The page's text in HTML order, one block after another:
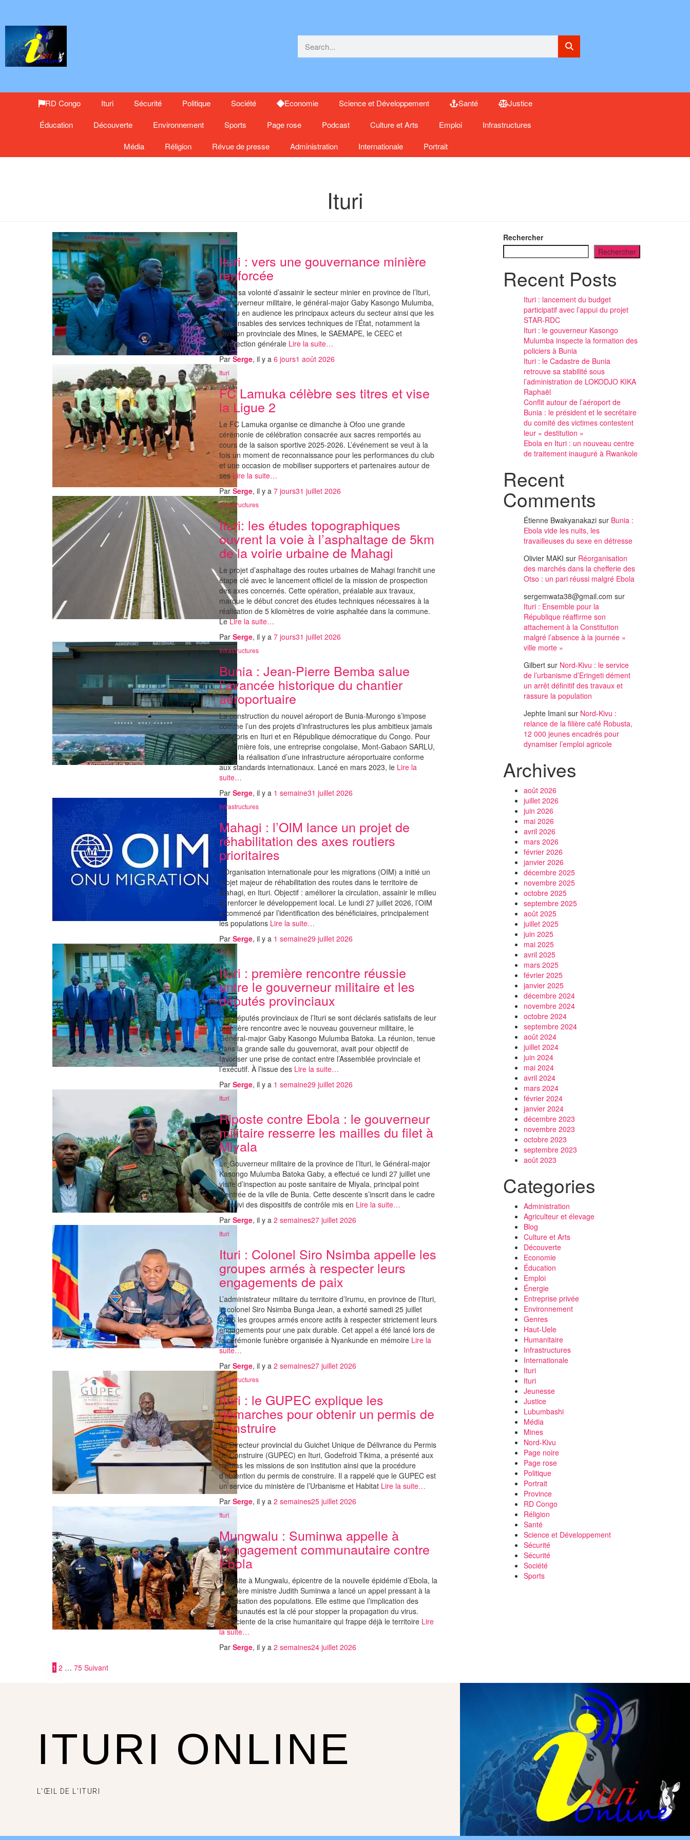
RD Congo Ituri Sécurité Politique Société Economie Science et Développement Santé
Justice
Éducation
Découverte Environnement Sports Page rose Podcast Culture et Arts Emploi
Infrastructures
Média
Réligion Révue de presse Administration Internationale Portrait
Ituri
Ituri
Ituri : vers une gouvernance minière
renforcée
Dans sa volonté d’assainir le secteur minier en province de l’Ituri,
le gouverneur militaire, le général-major Gaby Kasongo Mulumba,
a reçu en audience les principaux acteurs du secteur ainsi que les
responsables des services techniques de l’État, notamment la
Division provinciale des Mines, le SAEMAPE, le CEEC et
l’Inspection générale Lire la suite…
Par Serge, il y a 6 jours1 août 2026
Ituri
FC Lamuka célèbre ses titres et vise
la Ligue 2
Le FC Lamuka organise ce dimanche à Ofoo une grande
cérémonie de célébration consacrée aux sacres remportés au
cours de la saison sportive 2025-2026. L’événement se veut à la
fois un moment de reconnaissance pour les performances du club
et une occasion de mobiliser supporters et partenaires autour de
ses Lire la suite…
Par Serge, il y a 7 jours31 juillet 2026
Infrastructures
Ituri: les études topographiques
ouvrent la voie à l’asphaltage de 5km
de la voirie urbaine de Mahagi
Le projet d’asphaltage des routes urbaines de Mahagi franchit une
étape clé avec le lancement officiel de la mission de prospection
des axes concernés. Cette opération, préalable aux travaux,
marque le début concret des études techniques nécessaires à la
réalisation de 5 kilomètres de voirie asphaltée dans la commune.
LeLire la suite…
Par Serge, il y a 7 jours31 juillet 2026
Infrastructures
Bunia : Jean-Pierre Bemba salue
l’avancée historique du chantier
aéroportuaire
La construction du nouvel aéroport de Bunia-Murongo s’impose
comme l’un des projets d’infrastructures les plus ambitieux jamais
entrepris en Ituri et en République démocratique du Congo. Pour
la première fois, une entreprise congolaise, Mont-Gabaon SARLU,
pilote la réalisation d’une infrastructure aéroportuaire conforme
aux standards internationaux. Lancé en mars 2023, le Lire la
suite…
Par Serge, il y a 1 semaine31 juillet 2026
Infrastructures
Mahagi : l’OIM lance un projet de
réhabilitation des axes routiers
prioritaires
L’Organisation internationale pour les migrations (OIM) a initié un
projet majeur de réhabilitation des routes dans le territoire de
Mahagi, en Ituri. Objectif : améliorer la circulation, assainir le milieu
et renforcer le développement local. Le lundi 27 juillet 2026, l’OIM
a commencé par l’identification des bénéficiaires, principalement
les populations Lire la suite…
Par Serge, il y a 1 semaine29 juillet 2026
Ituri
Ituri : première rencontre réussie
entre le gouverneur militaire et les
députés provinciaux
Les députés provinciaux de l’Ituri se sont déclarés satisfaits de leur
première rencontre avec le nouveau gouverneur militaire, le
Général-major Gaby Kasongo Mulumba Batoka. La réunion, tenue
dans la grande salle du gouvernorat, avait pour objectif de
favoriser une prise de contact entre l’Assemblée provinciale et
l’exécutif. À l’issue des Lire la suite…
Par Serge, il y a 1 semaine29 juillet 2026
Ituri
Riposte contre Ebola : le gouverneur
militaire resserre les mailles du filet à
Miyala
Le Gouverneur militaire de la province de l’Ituri, le Général-major
Kasongo Mulumba Batoka Gaby, a effectué ce lundi 27 juillet une
visite d’inspection au poste sanitaire de Miyala, principal point
d’entrée de la ville de Bunia. Cette descente s’inscrit dans le cadre
du suivi des dispositifs de contrôle mis en Lire la suite…
Par Serge, il y a 2 semaines27 juillet 2026
Ituri
Ituri : Colonel Siro Nsimba appelle les
groupes armés à respecter leurs
engagements de paix
L’administrateur militaire du territoire d’Irumu, en province de l’Ituri,
le colonel Siro Nsimba Bunga Jean, a exhorté samedi 25 juillet
2026 les groupes armés encore actifs à respecter strictement leurs
engagements pour une paix durable. Cet appel a été lancé lors de
la cérémonie funèbre organisée à Nyankunde en mémoire Lire la
suite…
Par Serge, il y a 2 semaines27 juillet 2026
Infrastructures
Ituri : le GUPEC explique les
démarches pour obtenir un permis de
construire
Le Directeur provincial du Guichet Unique de Délivrance du Permis
de Construire (GUPEC) en Ituri, Godefroid Tikima, a présenté aux
médias les missions de son institution ainsi que la procédure
d’obtention du permis de construire. Il a rappelé que le GUPEC est
un service du ministère de l’Urbanisme et Habitat Lire la suite…
Par Serge, il y a 2 semaines25 juillet 2026
Ituri
Mungwalu : Suminwa appelle à
l’engagement communautaire contre
Ebola
En visite à Mungwalu, épicentre de la nouvelle épidémie d’Ebola, la
Première ministre Judith Suminwa a lancé un appel pressant à la
mobilisation des populations. Elle estime que l’implication des
communautés est la clé pour stopper la propagation du virus.
Consciente de la crise humanitaire qui frappe déjà le territoire Lire
la suite…
Par Serge, il y a 2 semaines24 juillet 2026
1 2 … 75 Suivant
Rechercher
Rechercher
Recent Posts
Ituri : lancement du budget
participatif avec l’appui du projet
STAR-RDC
Ituri : le gouverneur Kasongo
Mulumba inspecte la formation des
policiers à Bunia
Ituri : le Cadastre de Bunia
retrouve sa stabilité sous
l’administration de LOKODJO KIKA
Raphaël
Conflit autour de l’aéroport de
Bunia : le président et le secrétaire
du comité des victimes contestent
leur « destitution »
Ebola en Ituri : un nouveau centre
de traitement inauguré à Rwankole
Recent
Comments
Étienne Bwakyanakazisur Bunia :
Ebola vide les nuits, les
travailleuses du sexe en détresse
Olivier MAKI sur Réorganisation
des marchés dans la chefferie des
Otso : un pari réussi malgré Ebola
sergemwata38@gmail.com sur
Ituri : Ensemble pour la
République réaffirme son
attachement à la Constitution
malgré l’absence à la journée «
ville morte »
Gilbertsur Nord-Kivu : le service
de l’urbanisme d’Eringeti dément
un arrêt définitif des travaux et
rassure la population
Jephte Imanisur Nord-Kivu :
relance de la filière café Robusta,
12 000 jeunes encadrés pour
dynamiser l’emploi agricole
Archives
août 2026
juillet 2026
juin 2026
mai 2026
avril 2026
mars 2026
février 2026
janvier 2026
décembre 2025
novembre 2025
octobre 2025
septembre 2025
août 2025
juillet 2025
juin 2025
mai 2025
avril 2025
mars 2025
février 2025
janvier 2025
décembre 2024
novembre 2024
octobre 2024
septembre 2024
août 2024
juillet 2024
juin 2024
mai 2024
avril 2024
mars 2024
février 2024
janvier 2024
décembre 2023
novembre 2023
octobre 2023
septembre 2023
août 2023
Categories
Administration
Agriculteur et élevage
Blog
Culture et Arts
Découverte
Economie
Éducation
Emploi
Énergie
Entreprise privée
Environnement
Genres
Haut-Uele
Humanitaire
Infrastructures
Internationale
Ituri
Ituri
Jeunesse
Justice
Lubumbashi
Média
Mines
Nord-Kivu
Page noire
Page rose
Politique
Portrait
Province
RD Congo
Réligion
Santé
Science et Développement
Sécurité
Sécurité
Société
Sports
ITURI ONLINE
L'ŒIL DE L'ITURI